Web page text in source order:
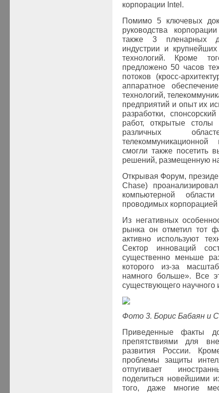
корпорации Intel .
Помимо 5 ключевых
руководства
также 3 пленарных
индустрии и
технологий. Кроме
предложено 50 часов
потоков (кросс-
аппаратное
технологий,
предприятий и опыт их
разработки,
работ, открытые
различных
смогли также посетить
решений, размещенную
Открывая Форум,
Chase)
компьютерной
проводимых корпорацией
Из негативных
рынка он отметил тот
активно используют
Сектор инноваций
существенно меньше
которого из-за
намного больше». Все
существующего научного
Фото 3. Борис Бабаян и
Приведенные факты
препятствиями для
развития России.
проблемы защиты
отпугивает
поделиться новейшими
того, даже многие